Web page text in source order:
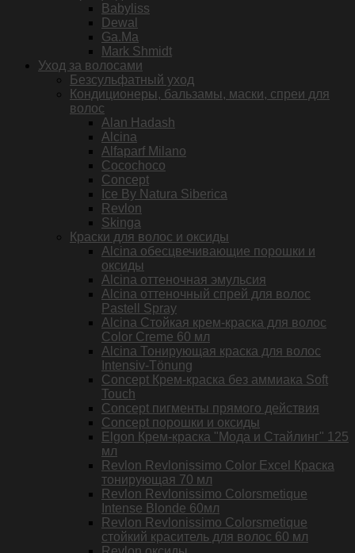
Babyliss
Dewal
Ga.Ma
Mark Shmidt
Уход за волосами
Безсульфатный уход
Кондиционеры, бальзамы, маски, спреи для
волос
Alan Hadash
Alcina
Alfaparf Milano
Cocochoco
Concept
Ice By Natura Siberica
Revlon
Skinga
Краски для волос и оксиды
Alcina обесцвечивающие порошки и
оксиды
Alcina оттеночная эмульсия
Alcina оттеночный спрей для волос
Pastell Spray
Alcina Стойкая крем-краска для волос
Color Creme 60 мл
Alcina Тонирующая краска для волос
Intensiv-Tönung
Concept Крем-краска без аммиака Soft
Touch
Concept пигменты прямого действия
Concept порошки и оксиды
Elgon Крем-краска "Мода и Стайлинг" 125
мл
Revlon Revlonissimo Color Excel Краска
тонирующая 70 мл
Revlon Revlonissimo Colorsmetique
Intense Blonde 60мл
Revlon Revlonissimo Colorsmetique
стойкий краситель для волос 60 мл